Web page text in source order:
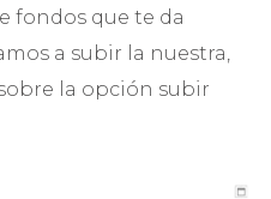
fondos que te da
a subir la nuestra,
la opción subir